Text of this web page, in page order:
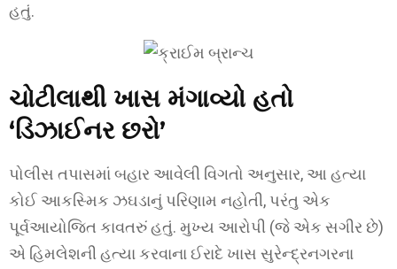
હતું.
ચોટીલાથી ખાસ મંગાવ્યો હતો
‘ડિઝાઈનર છરો’
પોલીસ તપાસમાં બહાર આવેલી વિગતો અનુસાર, આ હત્યા
કોઈ આકસ્મિક ઝઘડાનું પરિણામ નહોતી, પરંતુ એક
પૂર્વઆયોજિત કાવતરું હતું. મુખ્ય આરોપી (જે એક સગીર છે)
એ હિમલેશની હત્યા કરવાના ઈરાદે ખાસ સુરેન્દ્રનગરના